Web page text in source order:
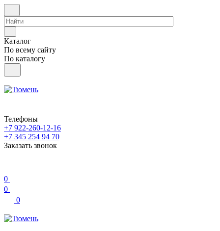
Каталог
По всему сайту
По каталогу
Телефоны
+7 922-260-12-16
+7 345 254 94 70
Заказать звонок
0
0
0